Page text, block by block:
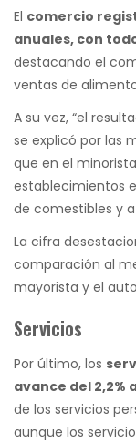
El comercio
anuales, con
destacando el
ventas de
A su vez, “el
se explicó por las
que en el
establecimientos
de comestibles y
La cifra
comparación al
mayorista y el
Servicios
Por último, los
avance del 2,2%
de los servicios
aunque los